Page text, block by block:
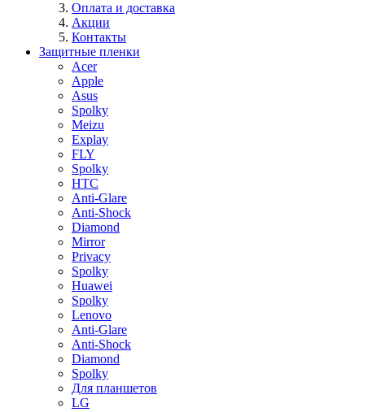
Оплата и доставка
Акции
Контакты
Защитные пленки
Acer
Apple
Asus
Spolky
Meizu
Explay
FLY
Spolky
HTC
Anti-Glare
Anti-Shock
Diamond
Mirror
Privacy
Spolky
Huawei
Spolky
Lenovo
Anti-Glare
Anti-Shock
Diamond
Spolky
Для планшетов
LG